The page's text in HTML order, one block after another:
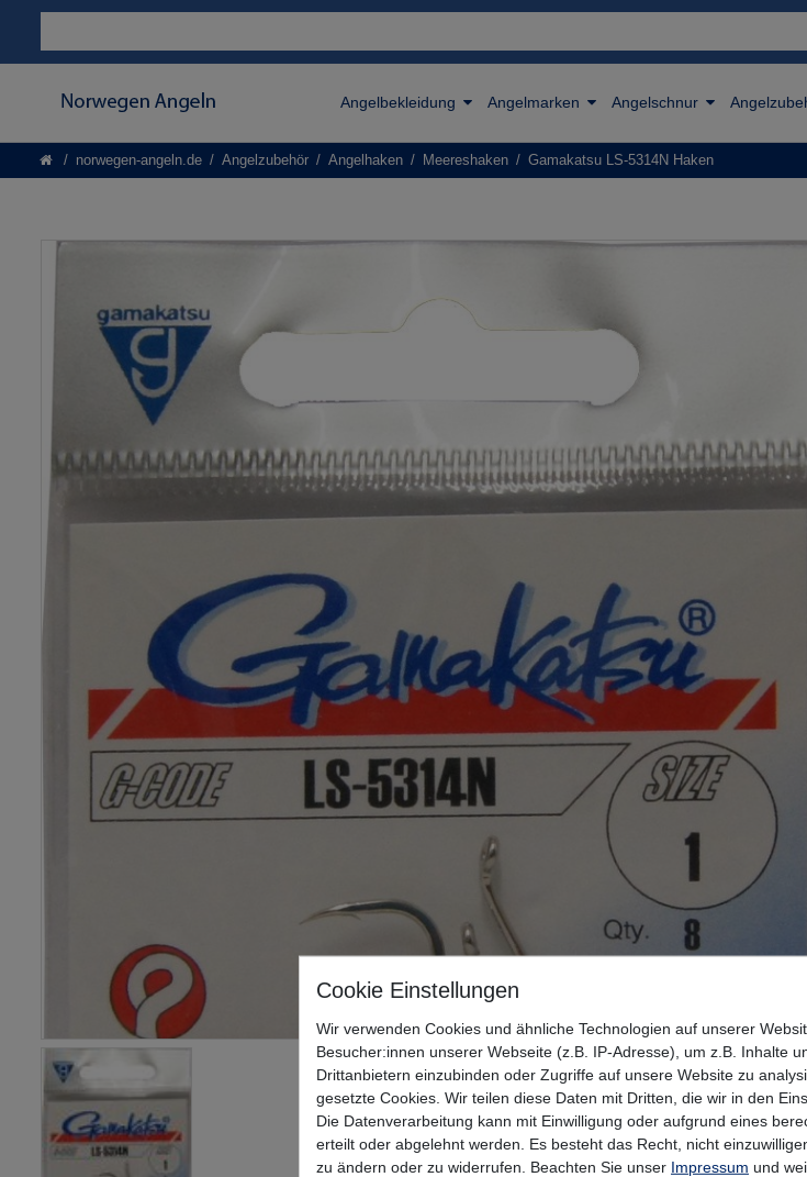
Angelbekleidung Angelmarken Angelschnur
norwegen-angeln.de Angelzubehör Angelhaken Meereshaken Gamakatsu LS-5314N Haken
Wir verwenden Cookies und ähnliche Technologien auf unserer
Besucher:innen unserer Webseite (z.B. IP-Adresse), um z.B. Inhalte
Drittanbietern einzubinden oder Zugriffe auf unsere Website zu
gesetzte Cookies. Wir teilen diese Daten mit Dritten, die wir in den
Die Datenverarbeitung kann mit Einwilligung oder aufgrund eines
erteilt oder abgelehnt werden. Es besteht das Recht, nicht
zu ändern oder zu widerrufen. Beachten Sie unser Impressum und